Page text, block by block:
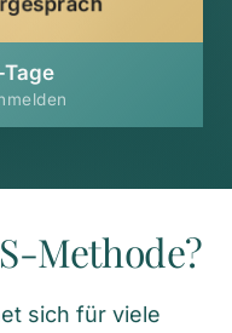
Methode?
sich für viele